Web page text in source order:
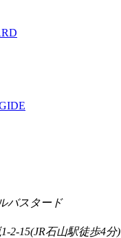
バスタード
2-15(JR石山駅徒歩4分)